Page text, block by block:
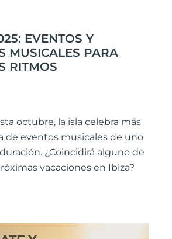
EVENTOS Y
MUSICALES PARA
RITMOS
octubre, la isla celebra más
de eventos musicales de uno
¿Coincidirá alguno de
vacaciones en Ibiza?